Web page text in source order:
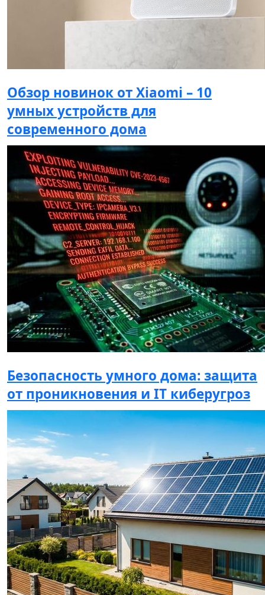
Обзор новинок от Xiaomi – 10
умных устройств для
современного дома
Безопасность умного дома: защита
от проникновения и IT киберугроз